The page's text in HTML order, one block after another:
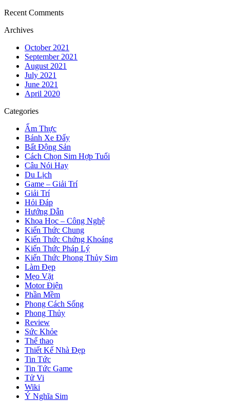
Recent Comments
Archives
October 2021
September 2021
August 2021
July 2021
June 2021
April 2020
Categories
Ẩm Thực
Bánh Xe Đẩy
Bất Động Sản
Cách Chọn Sim Hợp Tuổi
Câu Nói Hay
Du Lịch
Game – Giải Trí
Giải Trí
Hỏi Đáp
Hướng Dẫn
Khoa Học – Công Nghệ
Kiến Thức Chung
Kiến Thức Chứng Khoáng
Kiến Thức Pháp Lý
Kiến Thức Phong Thủy Sim
Làm Đẹp
Mẹo Vặt
Motor Điện
Phần Mềm
Phong Cách Sống
Phong Thủy
Review
Sức Khỏe
Thể thao
Thiết Kế Nhà Đẹp
Tin Tức
Tin Tức Game
Tử Vi
Wiki
Ý Nghĩa Sim